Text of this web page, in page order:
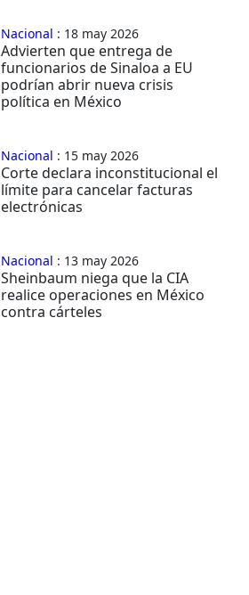
Nacional : 18 may 2026
Advierten que entrega de
funcionarios de Sinaloa a EU
podrían abrir nueva crisis
política en México
Nacional : 15 may 2026
Corte declara inconstitucional el
límite para cancelar facturas
electrónicas
Nacional : 13 may 2026
Sheinbaum niega que la CIA
realice operaciones en México
contra cárteles